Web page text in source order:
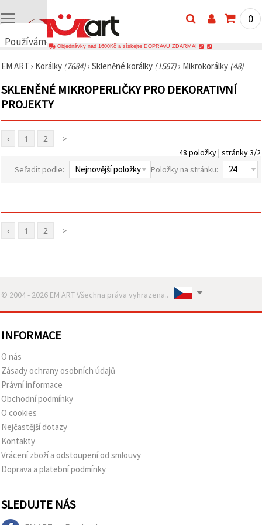
Používáme
🍪
cookies a
podobné
technologie,
správné
fungování
zlepšili vaše
prostředí
souhlasem
analyzovali
návštěvnost
a
pomocí
partnerů
analýzu a
marketing.
Můžete
souhlasit s
použitím
všech
cookies
kliknutím
na
"Přijmout
vše!" Nebo
můžete
uvést své
preference v
Nastavení
cookies a
0
Objednávky nad 1600Kč a získejte DOPRAVU ZDARMA!
EM ART › Korálky (7684)› Skleněné korálky (1567)› Mikrokorálky (48)
SKLENĚNÉ MIKROPERLIČKY PRO DEKORATIVNÍ
PROJEKTY
‹ 1 2 >
48 položky | stránky 3/2
Seřadit podle:
Položky na stránku:
‹ 1 2 >
© 2004 - 2026 EM ART Všechna práva vyhrazena..
INFORMACE
O nás
Zásady ochrany osobních údajů
Právní informace
Obchodní podmínky
O cookies
Nejčastější dotazy
Kontakty
Vrácení zboží a odstoupení od smlouvy
Doprava a platební podmínky
SLEDUJTE NÁS